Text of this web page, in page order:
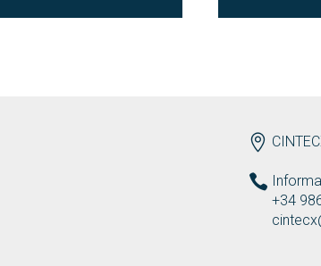
ENDEREZO
+34